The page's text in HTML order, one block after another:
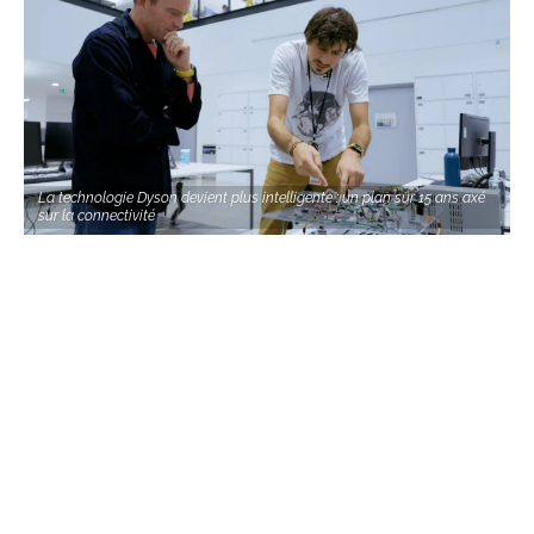
La technologie Dyson devient plus intelligente : un plan sur 15 ans axé
sur la connectivité